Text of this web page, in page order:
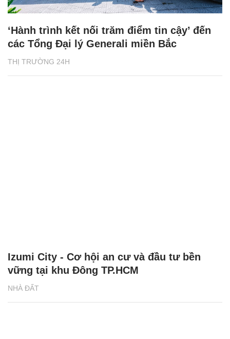
THỊ TRƯỜNG 24H
‘Hành trình kết nối trăm điểm tin cậy’ đến
các Tổng Đại lý Generali miền Bắc
NHÀ ĐẤT
Izumi City - Cơ hội an cư và đầu tư bền
vững tại khu Đông TP.HCM